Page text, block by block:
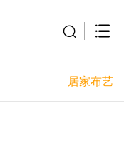
居家布艺